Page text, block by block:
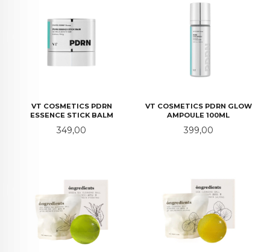
VT COSMETICS PDRN
ESSENCE STICK BALM
Pris
349,00
VT COSMETICS PDRN GLOW
AMPOULE 100ML
Pris
399,00